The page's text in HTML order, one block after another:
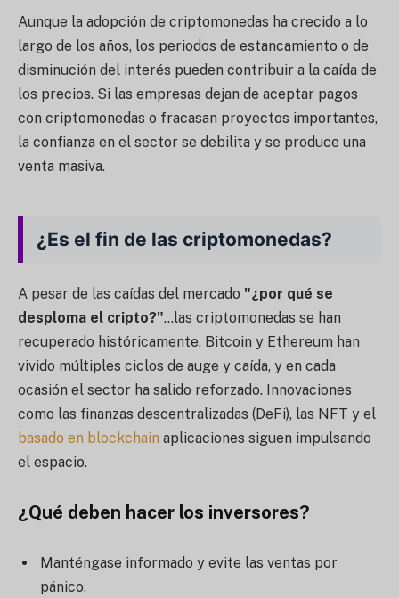
Aunque la adopción de criptomonedas ha crecido a lo
largo de los años, los periodos de estancamiento o de
disminución del interés pueden contribuir a la caída de
los precios. Si las empresas dejan de aceptar pagos
con criptomonedas o fracasan proyectos importantes,
la confianza en el sector se debilita y se produce una
venta masiva.
¿Es el fin de las criptomonedas?
A pesar de las caídas del mercado "¿por qué se
desploma el cripto?"...las criptomonedas se han
recuperado históricamente. Bitcoin y Ethereum han
vivido múltiples ciclos de auge y caída, y en cada
ocasión el sector ha salido reforzado. Innovaciones
como las finanzas descentralizadas (DeFi), las NFT y el
basado en blockchain aplicaciones siguen impulsando
el espacio.
¿Qué deben hacer los inversores?
Manténgase informado y evite las ventas por
pánico.